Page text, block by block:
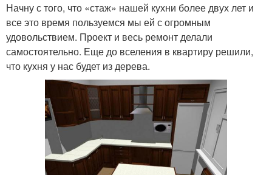
Начну с того, что «стаж» нашей кухни более двух лет и
все это время пользуемся мы ей с огромным
удовольствием. Проект и весь ремонт делали
самостоятельно. Еще до вселения в квартиру решили,
что кухня у нас будет из дерева.